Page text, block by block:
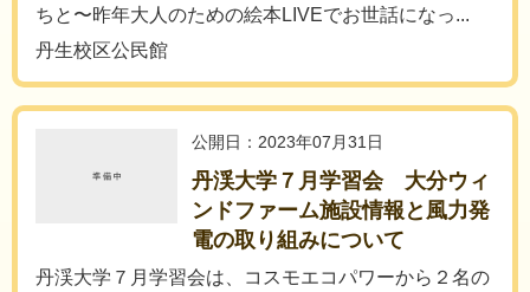
ちと〜昨年大人のための絵本LIVEでお世話になっ...
丹生校区公民館
公開日：2023年07月31日
丹渓大学７月学習会 大分ウィ
ンドファーム施設情報と風力発
電の取り組みについて
丹渓大学７月学習会は、コスモエコパワーから２名の